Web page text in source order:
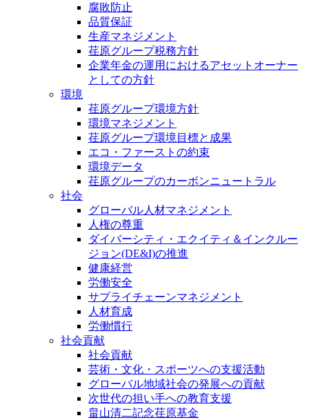
腐敗防止
品質保証
生産マネジメント
荏原グループ税務方針
企業年金の運用におけるアセットオーナー
としての方針
環境
荏原グループ環境方針
環境マネジメント
荏原グループ環境目標と成果
エコ・ファーストの約束
環境データ
荏原グループのカーボンニュートラル
社会
グローバル人材マネジメント
人権の尊重
ダイバーシティ・エクイティ＆インクルー
ジョン(DE&I)の推進
健康経営
労働安全
サプライチェーンマネジメント
人材育成
労働慣行
社会貢献
社会貢献
芸術・文化・スポーツへの支援活動
グローバル地域社会の発展への貢献
次世代の担い手への教育支援
畠山清二記念荏原基金